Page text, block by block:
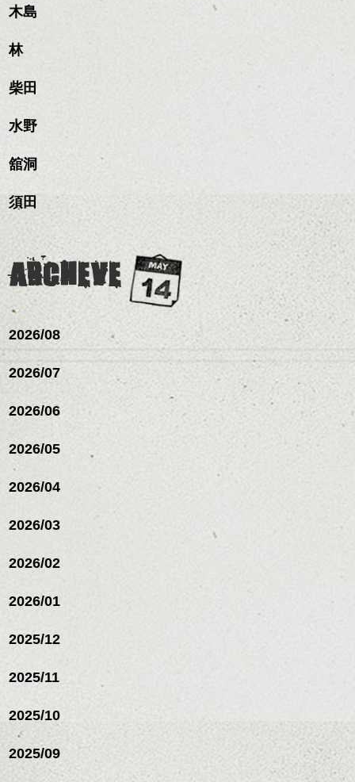
木島
林
柴田
水野
舘洞
須田
ARCHEVE
2026/08
2026/07
2026/06
2026/05
2026/04
2026/03
2026/02
2026/01
2025/12
2025/11
2025/10
2025/09